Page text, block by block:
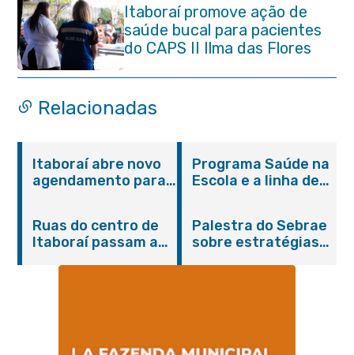
Itaboraí promove ação de
saúde bucal para pacientes
do CAPS II Ilma das Flores
Relacionadas
Itaboraí abre novo
agendamento para
Programa Saúde na
Escola e a linha de
promovem
conscientização
sobre hanseníase
Ruas do centro de
Itaboraí passam a
Palestra do Sebrae
sobre estratégias